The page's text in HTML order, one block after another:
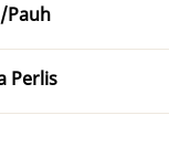
Pauh
Perlis